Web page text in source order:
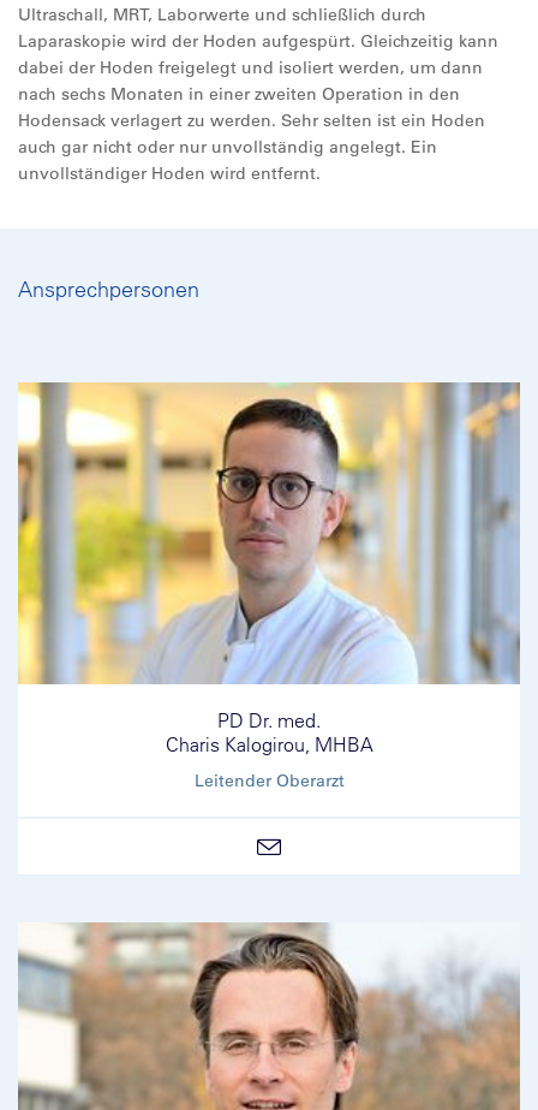
Ultraschall, MRT, Laborwerte und schließlich durch
Laparaskopie wird der Hoden aufgespürt. Gleichzeitig kann
dabei der Hoden freigelegt und isoliert werden, um dann
nach sechs Monaten in einer zweiten Operation in den
Hodensack verlagert zu werden. Sehr selten ist ein Hoden
auch gar nicht oder nur unvollständig angelegt. Ein
unvollständiger Hoden wird entfernt.
Ansprechpersonen
PD Dr. med.
Charis Kalogirou, MHBA
Leitender Oberarzt